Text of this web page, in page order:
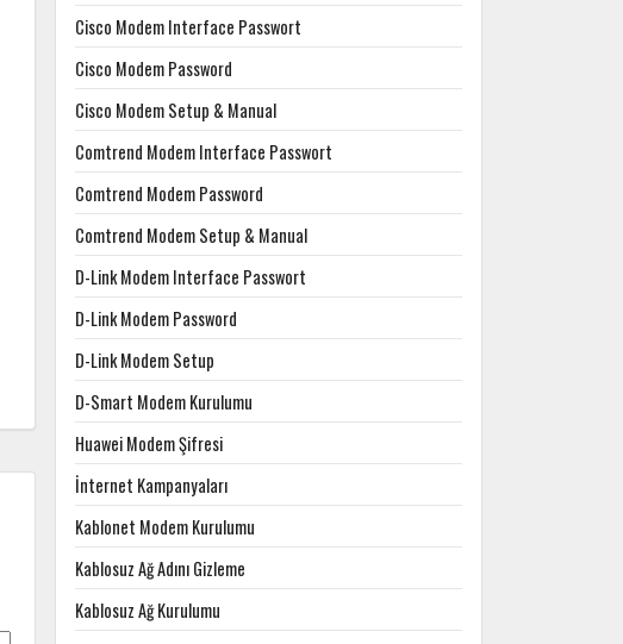
Cisco Modem Interface Passwort
Cisco Modem Password
Cisco Modem Setup & Manual
Comtrend Modem Interface Passwort
Comtrend Modem Password
Comtrend Modem Setup & Manual
D-Link Modem Interface Passwort
D-Link Modem Password
D-Link Modem Setup
D-Smart Modem Kurulumu
Huawei Modem Şifresi
İnternet Kampanyaları
Kablonet Modem Kurulumu
Kablosuz Ağ Adını Gizleme
Kablosuz Ağ Kurulumu